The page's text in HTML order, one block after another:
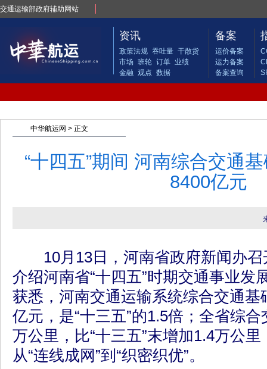
交通运输部政府辅助网站
资讯
政策法规 吞吐量 干散货
市场 班轮 订单 业绩
金融 观点 数据
备案
运价备案
运力备案
备案查询
中华航运网 > 正文
“十四五”期间 河南综合交通
8400亿元
10月13日，河南省政府新闻办召
介绍河南省“十四五”时期交通事业发
获悉，河南交通运输系统综合交通基
亿元，是“十三五”的1.5倍；全省综
万公里，比“十三五”末增加1.4万公
从“连线成网”到“织密织优”。